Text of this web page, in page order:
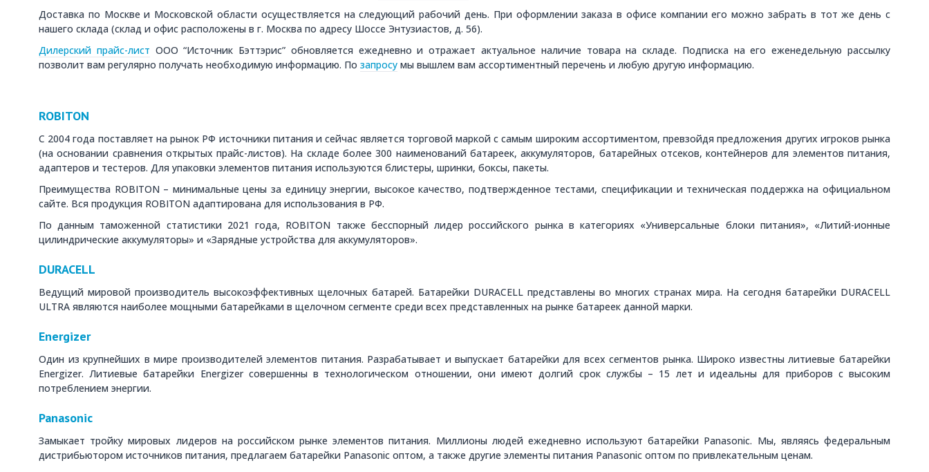
Доставка по Москве и Московской области осуществляется на следующий рабочий день. При оформлении заказа в офисе компании его можно забрать в тот же день с
нашего склада (склад и офис расположены в г. Москва по адресу Шоссе Энтузиастов, д. 56).
Дилерский прайс-лист ООО “Источник Бэттэрис” обновляется ежедневно и отражает актуальное наличие товара на складе. Подписка на его еженедельную рассылку
позволит вам регулярно получать необходимую информацию. По запросу мы вышлем вам ассортиментный перечень и любую другую информацию.
ROBITON
С 2004 года поставляет на рынок РФ источники питания и сейчас является торговой маркой с самым широким ассортиментом, превзойдя предложения других игроков рынка
(на основании сравнения открытых прайс-листов). На складе более 300 наименований батареек, аккумуляторов, батарейных отсеков, контейнеров для элементов питания,
адаптеров и тестеров. Для упаковки элементов питания используются блистеры, шринки, боксы, пакеты.
Преимущества ROBITON – минимальные цены за единицу энергии, высокое качество, подтвержденное тестами, спецификации и техническая поддержка на официальном
сайте. Вся продукция ROBITON адаптирована для использования в РФ.
По данным таможенной статистики 2021 года, ROBITON также бесспорный лидер российского рынка в категориях «Универсальные блоки питания», «Литий-ионные
цилиндрические аккумуляторы» и «Зарядные устройства для аккумуляторов».
DURACELL
Ведущий мировой производитель высокоэффективных щелочных батарей. Батарейки DURACELL представлены во многих странах мира. На сегодня батарейки DURACELL
ULTRA являются наиболее мощными батарейками в щелочном сегменте среди всех представленных на рынке батареек данной марки.
Energizer
Один из крупнейших в мире производителей элементов питания. Разрабатывает и выпускает батарейки для всех сегментов рынка. Широко известны литиевые батарейки
Energizer. Литиевые батарейки Energizer совершенны в технологическом отношении, они имеют долгий срок службы – 15 лет и идеальны для приборов с высоким
потреблением энергии.
Panasonic
Замыкает тройку мировых лидеров на российском рынке элементов питания. Миллионы людей ежедневно используют батарейки Panasonic. Мы, являясь федеральным
дистрибьютором источников питания, предлагаем батарейки Panasonic оптом, а также другие элементы питания Panasonic оптом по привлекательным ценам.